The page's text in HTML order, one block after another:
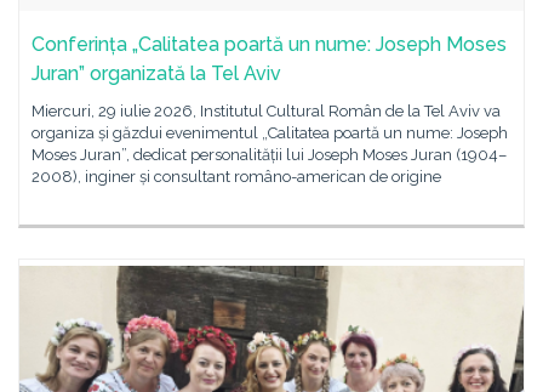
Conferința „Calitatea poartă un nume: Joseph Moses
Juran” organizată la Tel Aviv
Miercuri, 29 iulie 2026, Institutul Cultural Român de la Tel Aviv va
organiza și găzdui evenimentul „Calitatea poartă un nume: Joseph
Moses Juran”, dedicat personalității lui Joseph Moses Juran (1904–
2008), inginer și consultant româno-american de origine